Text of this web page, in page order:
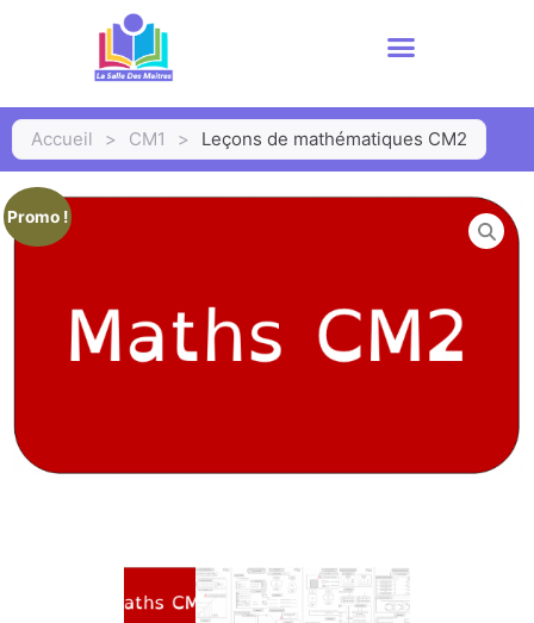
Accueil > CM1 > Leçons de mathématiques CM2
Promo !